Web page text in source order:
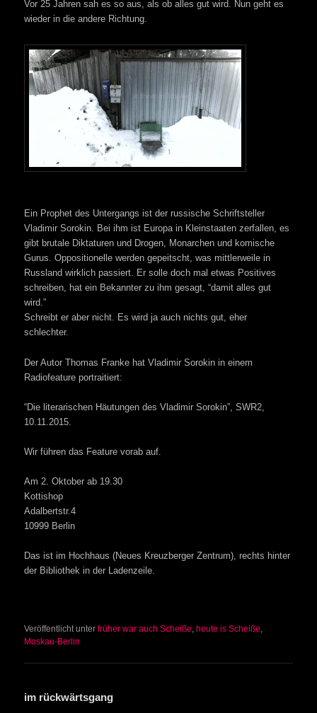
Vor 25 Jahren sah es so aus, als ob alles gut wird. Nun geht es
wieder in die andere Richtung.
Ein Prophet des Untergangs ist der russische Schriftsteller
Vladimir Sorokin. Bei ihm ist Europa in Kleinstaaten zerfallen, es
gibt brutale Diktaturen und Drogen, Monarchen und komische
Gurus. Oppositionelle werden gepeitscht, was mittlerweile in
Russland wirklich passiert. Er solle doch mal etwas Positives
schreiben, hat ein Bekannter zu ihm gesagt, “damit alles gut
wird.”
Schreibt er aber nicht. Es wird ja auch nichts gut, eher
schlechter.
Der Autor Thomas Franke hat Vladimir Sorokin in einem
Radiofeature portraitiert:
“Die literarischen Häutungen des Vladimir Sorokin”, SWR2,
10.11.2015.
Wir führen das Feature vorab auf.
Am 2. Oktober ab 19.30
Kottishop
Adalbertstr.4
10999 Berlin
Das ist im Hochhaus (Neues Kreuzberger Zentrum), rechts hinter
der Bibliothek in der Ladenzeile.
Veröffentlicht unter früher war auch Scheiße, heute is Scheiße,
Moskau-Berlin
im rückwärtsgang